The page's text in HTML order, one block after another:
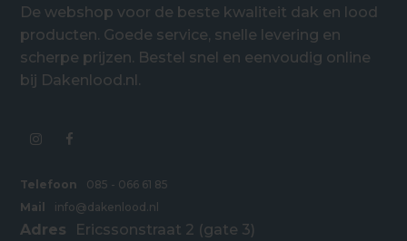
De webshop voor de beste kwaliteit dak en lood
producten. Goede service, snelle levering en
scherpe prijzen. Bestel snel en eenvoudig online
bij Dakenlood.nl.
Telefoon
085 - 066 61 85
Mail
info@dakenlood.nl
Adres
Ericssonstraat 2 (gate 3)